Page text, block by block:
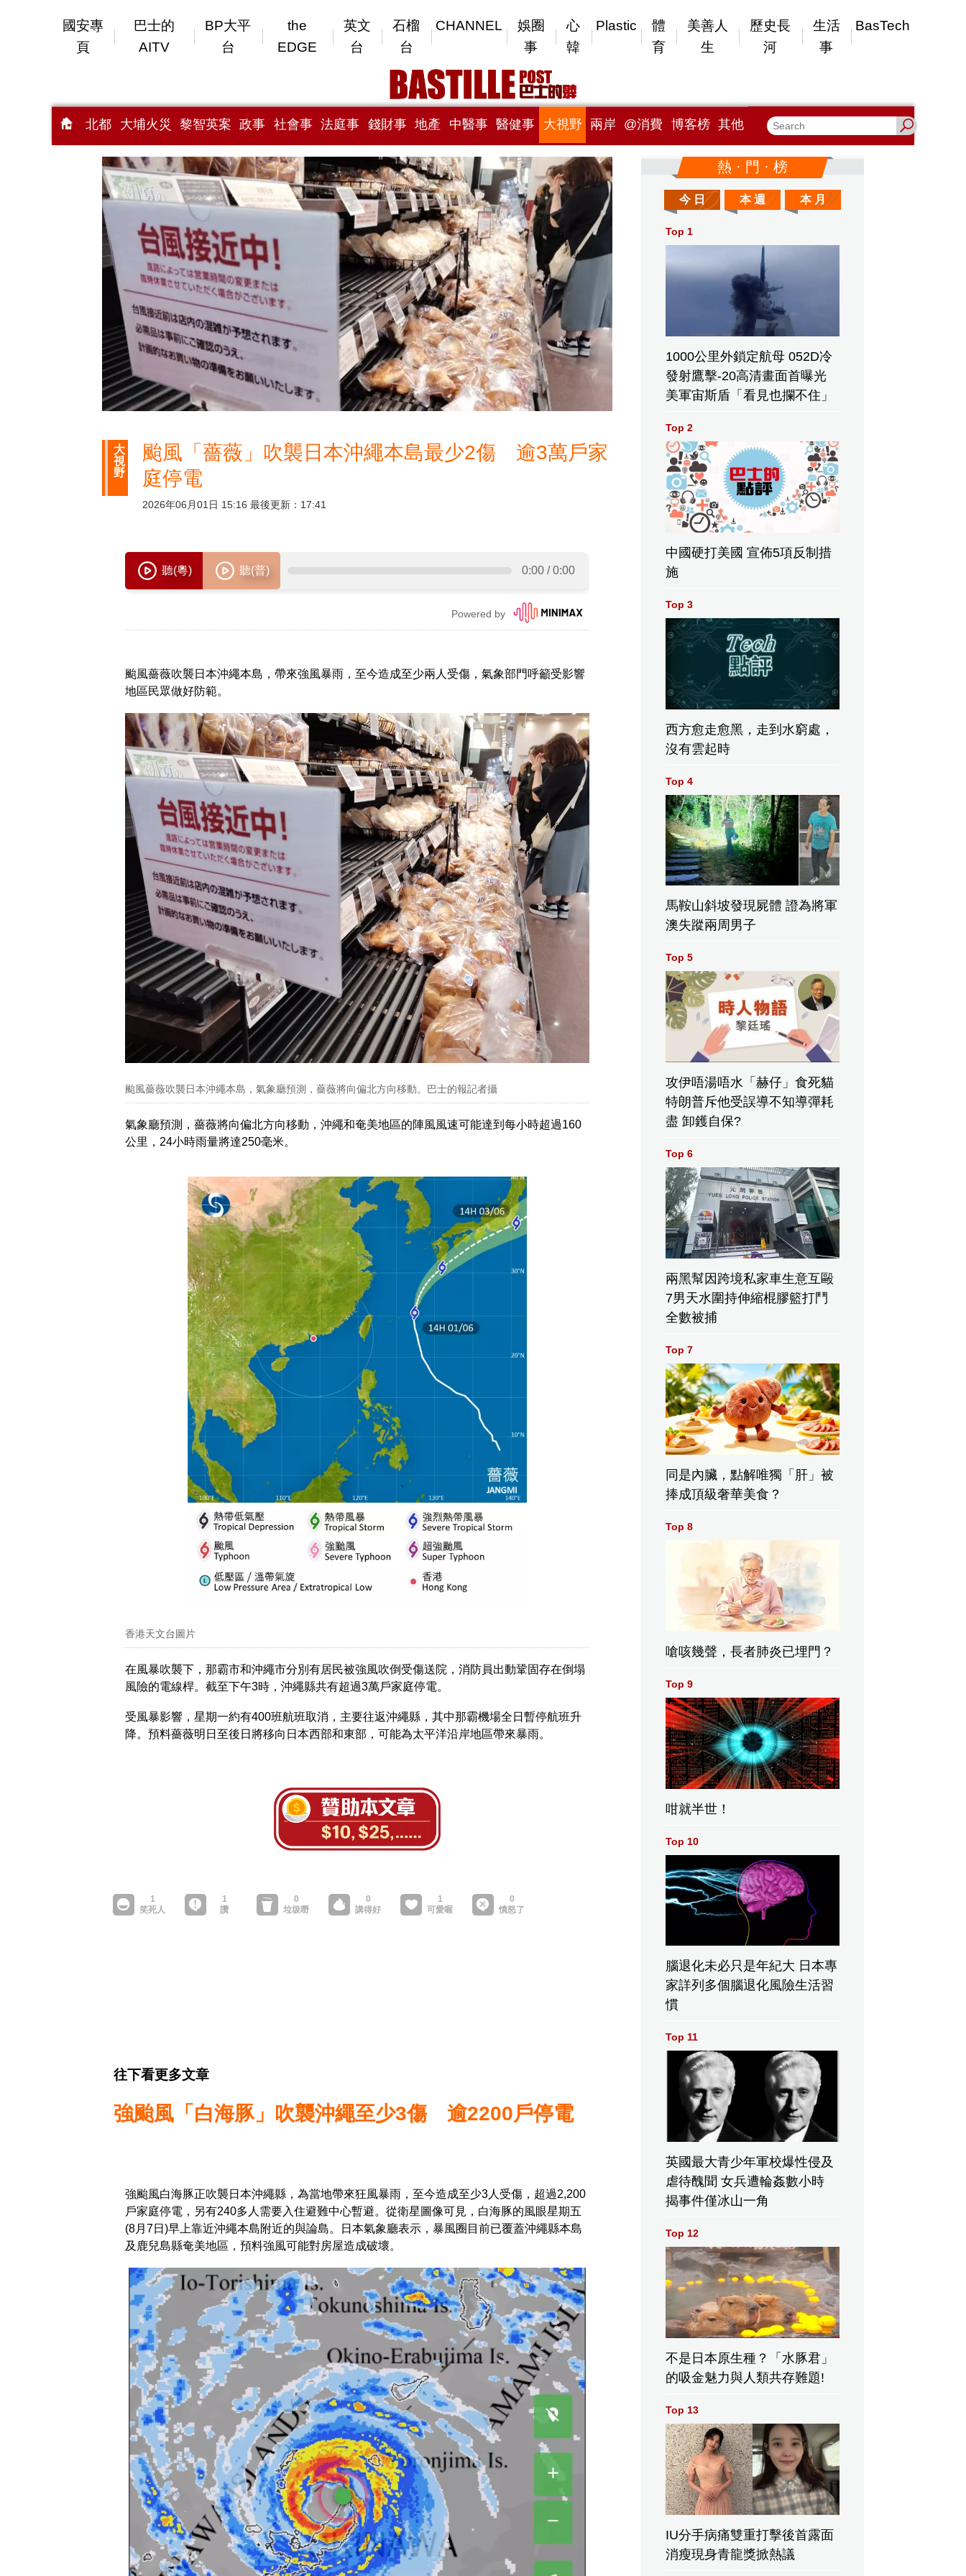
國安專
頁
巴士的
AITV
BP大平
台
the
EDGE
英文
台
石榴
台
CHANNEL
娛圈
事
心
韓
Plastic
體
育
美善人
生
歷史長
河
生活
事
BasTech
北都 大埔火災 黎智英案 政事 社會事 法庭事 錢財事 地產 中醫事 醫健事 大視野 兩岸 @消費 博客榜 其他
大
視
野
颱風「薔薇」吹襲日本沖繩本島最少2傷 逾3萬戶家
庭停電
2026年06月01日 15:16 最後更新：17:41
颱風薔薇吹襲日本沖繩本島，帶來強風暴雨，至今造成至少兩人受傷，氣象部門呼籲受影響
地區民眾做好防範。
颱風薔薇吹襲日本沖繩本島，氣象廳預測，薔薇將向偏北方向移動。巴士的報記者攝
氣象廳預測，薔薇將向偏北方向移動，沖繩和奄美地區的陣風風速可能達到每小時超過160
公里，24小時雨量將達250毫米。
香港天文台圖片
在風暴吹襲下，那霸市和沖繩市分別有居民被強風吹倒受傷送院，消防員出動鞏固存在倒塌
風險的電線桿。截至下午3時，沖繩縣共有超過3萬戶家庭停電。
受風暴影響，星期一約有400班航班取消，主要往返沖繩縣，其中那霸機場全日暫停航班升
降。預料薔薇明日至後日將移向日本西部和東部，可能為太平洋沿岸地區帶來暴雨。
往下看更多文章
強颱風「白海豚」吹襲沖繩至少3傷 逾2200戶停電
強颱風白海豚正吹襲日本沖繩縣，為當地帶來狂風暴雨，至今造成至少3人受傷，超過2,200
戶家庭停電，另有240多人需要入住避難中心暫避。從衛星圖像可見，白海豚的風眼星期五
(8月7日)早上靠近沖繩本島附近的與論島。日本氣象廳表示，暴風圈目前已覆蓋沖繩縣本島
及鹿兒島縣奄美地區，預料強風可能對房屋造成破壞。
熱 · 門 · 榜
今 日 本 週 本 月
Top 1
1000公里外鎖定航母 052D冷
發射鷹擊-20高清畫面首曝光
美軍宙斯盾「看見也攔不住」
Top 2
中國硬打美國 宣佈5項反制措
施
Top 3
西方愈走愈黑，走到水窮處，
沒有雲起時
Top 4
馬鞍山斜坡發現屍體 證為將軍
澳失蹤兩周男子
Top 5
攻伊唔湯唔水「赫仔」食死貓
特朗普斥他受誤導不知導彈耗
盡 卸鑊自保?
Top 6
兩黑幫因跨境私家車生意互毆
7男天水圍持伸縮棍膠籃打鬥
全數被捕
Top 7
同是內臟，點解唯獨「肝」被
捧成頂級奢華美食？
Top 8
嗆咳幾聲，長者肺炎已埋門？
Top 9
咁就半世！
Top 10
腦退化未必只是年紀大 日本專
家詳列多個腦退化風險生活習
慣
Top 11
英國最大青少年軍校爆性侵及
虐待醜聞 女兵遭輪姦數小時
揭事件僅冰山一角
Top 12
不是日本原生種？「水豚君」
的吸金魅力與人類共存難題!
Top 13
IU分手病痛雙重打擊後首露面
消瘦現身青龍獎掀熱議